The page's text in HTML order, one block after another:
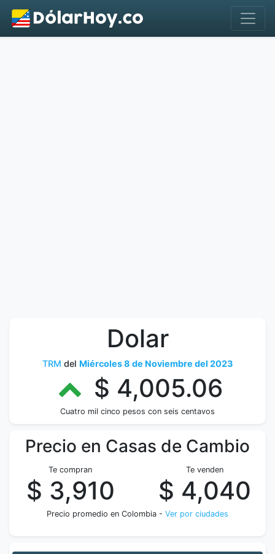
Dolar
TRM del Miércoles 8 de Noviembre del 2023
$ 4,005.06
Cuatro mil cinco pesos con seis centavos
Precio en Casas de Cambio
Te compran
$ 3,910
Te venden
$ 4,040
Precio promedio en Colombia - Ver por ciudades